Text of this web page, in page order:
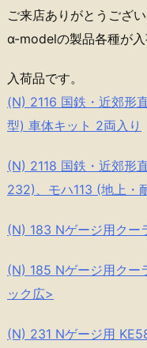
ご来店ありがとうござい
α-modelの製品各種が入
入荷品です。
(N) 2116 国鉄・近郊形
型) 車体キット 2両入り
(N) 2118 国鉄・近郊形
232)、モハ113 (地上・
(N) 183 Nゲージ用クー
(N) 185 Nゲージ用クー
ック広>
(N) 231 Nゲージ用